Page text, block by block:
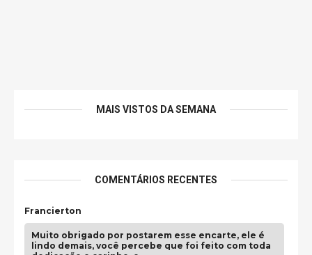
MAIS VISTOS DA SEMANA
COMENTÁRIOS RECENTES
Francierton
Muito obrigado por postarem esse encarte, ele é
lindo demais, você percebe que foi feito com toda